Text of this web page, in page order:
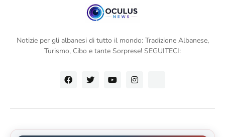
Notizie per gli albanesi di tutto il mondo: Tradizione Albanese,
Turismo, Cibo e tante Sorprese! SEGUITECI: